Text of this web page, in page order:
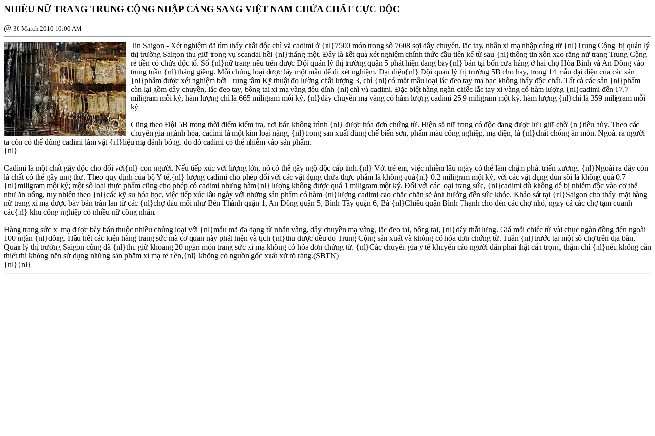
NHIỀU NỮ TRANG TRUNG CỘNG NHẬP CẢNG SANG VIỆT NAM CHỨA CHẤT CỰC ÐỘC
@ 30 March 2010 10:00 AM
Tin Saigon - Xét nghiệm đã tìm thấy chất độc chì và cadimi ở {nl}7500 món trong số 7608 sợi dây chuyền, lắc tay, nhẫn xi mạ nhập cảng từ {nl}Trung Cộng, bị quản lý
thị trường Saigon thu giữ trong vụ scandal hồi {nl}tháng một. Ðây là kết quả xét nghiệm chính thức đầu tiên kể từ sau {nl}thông tin xôn xao rằng nữ trang Trung Cộng
rẻ tiền có chứa độc tố. Số {nl}nữ trang nêu trên được Ðội quản lý thị trường quận 5 phát hiện đang bày{nl} bán tại bốn cửa hàng ở hai chợ Hòa Bình và An Ðông vào
trung tuần {nl}tháng giêng. Mỗi chủng loại được lấy một mẫu để đi xét nghiệm. Ðại diện{nl} Ðội quản lý thị trường 5B cho hay, trong 14 mẫu đại diện của các sản
{nl}phẩm được xét nghiệm bởi Trung tâm Kỹ thuật đo lường chất lượng 3, chỉ {nl}có một mẫu loại lắc đeo tay mạ bạc không thấy độc chất. Tất cả các sản {nl}phẩm
còn lại gồm dây chuyền, lắc đeo tay, bông tai xi mạ vàng đều dính {nl}chì và cadimi. Ðặc biệt hàng ngàn chiếc lắc tay xi vàng có hàm lượng {nl}cadimi đến 17.7
miligram mỗi ký, hàm lượng chì là 665 miligram mỗi ký, {nl}dây chuyền mạ vàng có hàm lượng cadimi 25,9 miligram một ký, hàm lượng {nl}chì là 359 miligram mỗi
ký.
Cũng theo Ðội 5B trong thời điểm kiểm tra, nơi bán không trình {nl} được hóa đơn chứng từ. Hiện số nữ trang có độc đang được lưu giữ chờ {nl}tiêu hủy. Theo các
chuyên gia ngành hóa, cadimi là một kim loại nặng, {nl}trong sản xuất dùng chế biến sơn, phẩm màu công nghiệp, mạ điện, là {nl}chất chống ăn mòn. Ngoài ra người
ta còn có thể dùng cadimi làm vật {nl}liệu mạ đánh bóng, do đó cadimi có thể nhiễm vào sản phẩm.
{nl}
Cadimi là một chất gây độc cho đối với{nl} con người. Nếu tiếp xúc với lượng lớn, nó có thể gây ngộ độc cấp tính.{nl} Với trẻ em, việc nhiễm lâu ngày có thể làm chậm phát triển xương. {nl}Ngoài ra đây còn
là chất có thể gây ung thư. Theo quy định của bộ Y tế,{nl} lượng cadimi cho phép đối với các vật dụng chứa thực phẩm là không quá{nl} 0.2 miligram một ký, với các vật dụng đun sôi là không quá 0.7
{nl}miligram một ký; một số loại thực phẩm cũng cho phép có cadimi nhưng hàm{nl} lượng không được quá 1 miligram một ký. Ðối với các loại trang sức, {nl}cadimi dù không dễ bị nhiễm độc vào cơ thể
như ăn uống, tuy nhiên theo {nl}các kỹ sư hóa học, việc tiếp xúc lâu ngày với những sản phẩm có hàm {nl}lượng cadimi cao chắc chắn sẽ ảnh hưởng đến sức khỏe. Khảo sát tại {nl}Saigon cho thấy, mặt hàng
nữ trang xi mạ được bày bán tràn lan từ các {nl}chợ đầu mối như Bến Thành quận 1, An Ðông quận 5, Bình Tây quận 6, Bà {nl}Chiểu quận Bình Thạnh cho đến các chợ nhỏ, ngay cả các chợ tạm quanh
các{nl} khu công nghiệp có nhiều nữ công nhân.
Hàng trang sức xi mạ được bày bán thuộc nhiều chủng loại với {nl}mẫu mã đa dạng từ nhẫn vàng, dây chuyền mạ vàng, lắc đeo tai, bông tai, {nl}dây thắt lưng. Giá mỗi chiếc từ vài chục ngàn đồng đến ngoài
100 ngàn {nl}đồng. Hầu hết các kiện hàng trang sức mà cơ quan này phát hiện và tịch {nl}thu được đều do Trung Cộng sản xuất và không có hóa đơn chứng từ. Tuần {nl}trước tại một số chợ trên địa bàn,
Quản lý thị trường Saigon cũng đã {nl}thu giữ khoảng 20 ngàn món trang sức xi mạ không có hóa đơn chứng từ. {nl}Các chuyên gia y tế khuyến cáo người dân phải thật cẩn trọng, thậm chí {nl}nếu không cần
thiết thì không nên sử dụng những sản phẩm xi mạ rẻ tiền,{nl} không có nguồn gốc xuất xứ rõ ràng.(SBTN)
{nl}{nl}